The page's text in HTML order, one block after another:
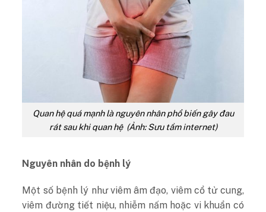
Quan hệ quá mạnh là nguyên nhân phổ biến gây đau
rát sau khi quan hệ (Ảnh: Sưu tầm internet)
Nguyên nhân do bệnh lý
Một số bệnh lý như viêm âm đạo, viêm cổ tử cung,
viêm đường tiết niệu, nhiễm nấm hoặc vi khuẩn có